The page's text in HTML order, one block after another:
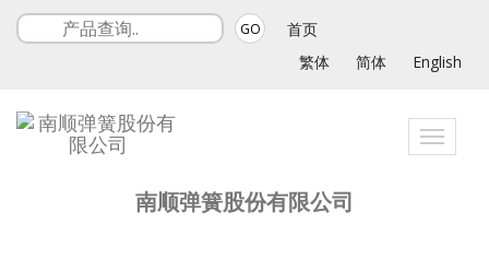
GO
首页
繁体
简体 English
Toggle
南顺弹簧股份有限公司